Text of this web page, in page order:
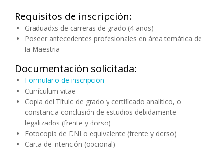
Requisitos de inscripción:
Graduadxs de carreras de grado (4 años)
Poseer antecedentes profesionales en área temática de
la Maestría
Documentación solicitada:
Formulario de inscripción
Currículum vitae
Copia del Título de grado y certificado analítico, o
constancia conclusión de estudios debidamente
legalizados (frente y dorso)
Fotocopia de DNI o equivalente (frente y dorso)
Carta de intención (opcional)